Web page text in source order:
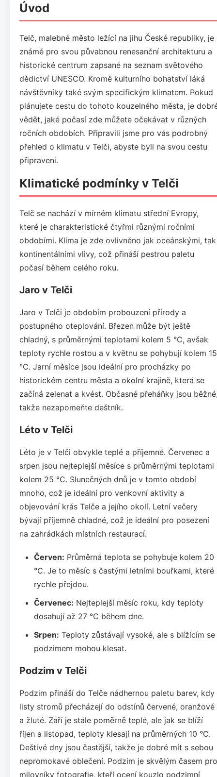
Úvod
Telč, malebné město ležící na jihu České republiky, je
známé pro svou půvabnou renesanční architekturu a
historické centrum zapsané na seznam světového
dědictví UNESCO. Kromě kulturního bohatství láká
návštěvníky také svým specifickým klimatem. Pokud
plánujete cestu do tohoto kouzelného města, je
vědět, jaké počasí zde můžete očekávat v různých
ročních obdobích. Připravili jsme pro vás podrobný
přehled o klimatu v Telči, abyste byli na svou cestu
připraveni.
Klimatické podmínky v Telči
Telč se nachází v mírném klimatu střední Evropy,
které je charakteristické čtyřmi různými ročními
obdobími. Klima je zde ovlivněno jak oceánskými, tak
kontinentálními vlivy, což přináší pestrou paletu
počasí během celého roku.
Jaro v Telči
Jaro v Telči je obdobím probouzení přírody a
postupného oteplování. Březen může být ještě
chladný, s průměrnými teplotami kolem 5 °C, avšak
teploty rychle rostou a v květnu se pohybují kolem 15
°C. Jarní měsíce jsou ideální pro procházky po
historickém centru města a okolní krajině, která se
začíná zelenat a kvést. Občasné přeháňky jsou
takže nezapomeňte deštník.
Léto v Telči
Léto je v Telči obvykle teplé a příjemné. Červenec a
srpen jsou nejteplejší měsíce s průměrnými teplotami
kolem 25 °C. Slunečných dnů je v tomto období
mnoho, což je ideální pro venkovní aktivity a
objevování krás Telče a jejího okolí. Letní večery
bývají příjemně chladné, což je ideální pro posezení
na zahrádkách místních restaurací.
Červen: Průměrná teplota se pohybuje kolem 20
°C. Je to měsíc s častými letními bouřkami, které
rychle přejdou.
Červenec: Nejteplejší měsíc roku, kdy teploty
dosahují až 27 °C během dne.
Srpen: Teploty zůstávají vysoké, ale s blížícím se
podzimem mohou klesat.
Podzim v Telči
Podzim přináší do Telče nádhernou paletu barev, kdy
listy stromů přecházejí do odstínů červené, oranžové
a žluté. Září je stále poměrně teplé, ale jak se blíží
říjen a listopad, teploty klesají na průměrných 10 °C.
Deštivé dny jsou častější, takže je dobré mít s sebou
nepromokavé oblečení. Podzim je skvělým časem pro
milovníky fotografie, kteří ocení kouzlo podzimní